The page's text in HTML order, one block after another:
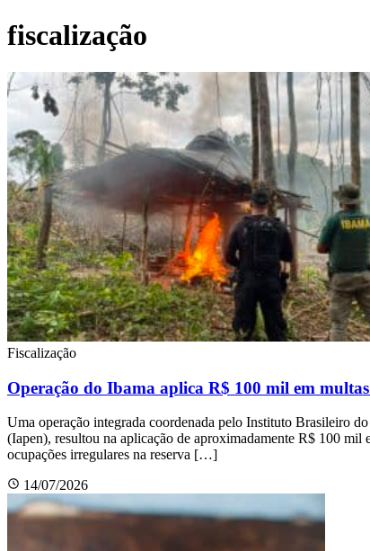
fiscalização
Fiscalização
Operação do Ibama aplica R$ 100 mil em
Uma operação integrada coordenada pelo Instituto Brasileiro
(Iapen), resultou na aplicação de aproximadamente R$ 100 mil
ocupações irregulares na reserva […]
14/07/2026